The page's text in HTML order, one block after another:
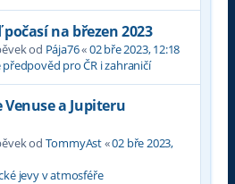
na březen 2023
od Pája76«02 bře 2023, 12:18
předpověd pro ČR i zahraničí
Venuse a Jupiteru
od TommyAst«02 bře 2023,
jevy v atmosféře